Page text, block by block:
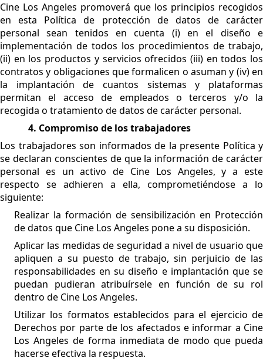
Cine Los Angeles promoverá que los principios recogidos
en esta Política de protección de datos de carácter
personal sean tenidos en cuenta (i) en el diseño e
implementación de todos los procedimientos de trabajo,
(ii) en los productos y servicios ofrecidos (iii) en todos los
contratos y obligaciones que formalicen o asuman y (iv) en
la implantación de cuantos sistemas y plataformas
permitan el acceso de empleados o terceros y/o la
recogida o tratamiento de datos de carácter personal.
4. Compromiso de los trabajadores
Los trabajadores son informados de la presente Política y
se declaran conscientes de que la información de carácter
personal es un activo de Cine Los Angeles, y a este
respecto se adhieren a ella, comprometiéndose a lo
siguiente:
Realizar la formación de sensibilización en Protección
de datos que Cine Los Angeles pone a su disposición.
Aplicar las medidas de seguridad a nivel de usuario que
apliquen a su puesto de trabajo, sin perjuicio de las
responsabilidades en su diseño e implantación que se
puedan pudieran atribuírsele en función de su rol
dentro de Cine Los Angeles.
Utilizar los formatos establecidos para el ejercicio de
Derechos por parte de los afectados e informar a Cine
Los Angeles de forma inmediata de modo que pueda
hacerse efectiva la respuesta.